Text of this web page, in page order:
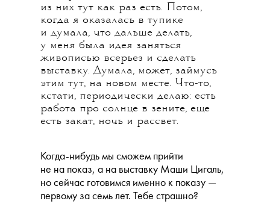
из них тут как раз есть. Потом,
когда я оказалась в тупике
и думала, что дальше делать,
у меня была идея заняться
живописью всерьез и сделать
выставку. Думала, может, займусь
этим тут, на новом месте. Что-то,
кстати, периодически делаю: есть
работа про солнце в зените, еще
есть закат, ночь и рассвет.
Когда-нибудь мы сможем прийти
не на показ, а на выставку Маши Цигаль,
но сейчас готовимся именно к показу —
первому за семь лет. Тебе страшно?